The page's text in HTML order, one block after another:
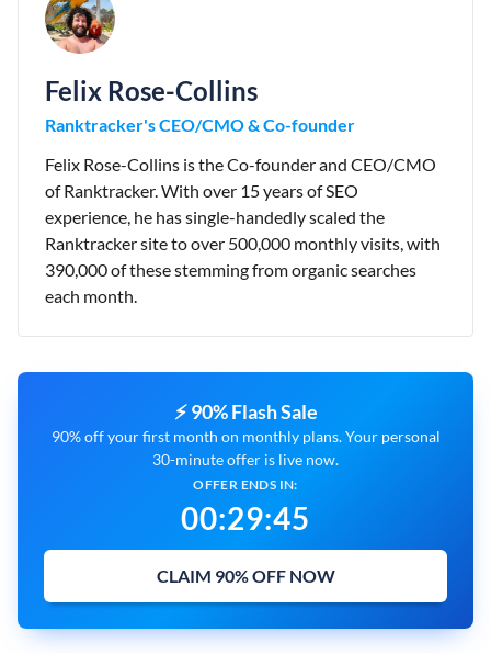
Felix Rose-Collins
Ranktracker's CEO/CMO & Co-founder
Felix Rose-Collins is the Co-founder and CEO/CMO
of Ranktracker. With over 15 years of SEO
experience, he has single-handedly scaled the
Ranktracker site to over 500,000 monthly visits, with
390,000 of these stemming from organic searches
each month.
⚡ 90% Flash Sale
90% off your first month on monthly plans. Your personal
30-minute offer is live now.
OFFER ENDS IN:
00:29:44
CLAIM 90% OFF NOW